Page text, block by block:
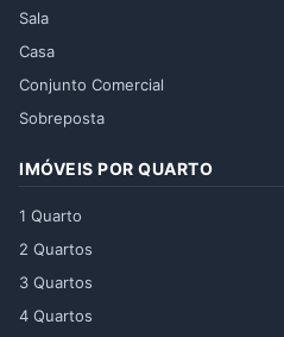
Sala
Casa
Conjunto Comercial
Sobreposta
IMÓVEIS POR QUARTO
1 Quarto
2 Quartos
3 Quartos
4 Quartos